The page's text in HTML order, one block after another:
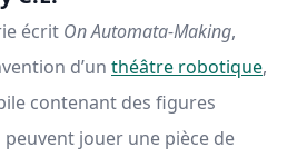
écrit On Automata-Making,
d’un théâtre robotique,
contenant des figures
jouer une pièce de